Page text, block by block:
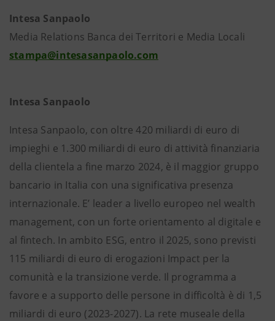
Intesa Sanpaolo
Media Relations Banca dei Territori e Media Locali
stampa@intesasanpaolo.com
Intesa Sanpaolo
Intesa Sanpaolo, con oltre 420 miliardi di euro di
impieghi e 1.300 miliardi di euro di attività finanziaria
della clientela a fine marzo 2024, è il maggior gruppo
bancario in Italia con una significativa presenza
internazionale. E’ leader a livello europeo nel wealth
management, con un forte orientamento al digitale e
al fintech. In ambito ESG, entro il 2025, sono previsti
115 miliardi di euro di erogazioni Impact per la
comunità e la transizione verde. Il programma a
favore e a supporto delle persone in difficoltà è di 1,5
miliardi di euro (2023-2027). La rete museale della